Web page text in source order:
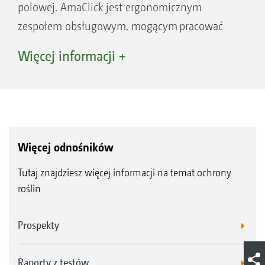
Dzięki dokładnemu przełączaniu GPS-Switch
poprzeczniakach i na klinach pola.
polowej. AmaClick jest ergonomicznym
zespołem obsługowym, mogącym pracować
AmaPilot+, jak i samodzielnie z terminalem
Więcej informacji +
Więcej odnośników
Tutaj znajdziesz więcej informacji na temat ochrony
roślin
Prospekty
Raporty z testów